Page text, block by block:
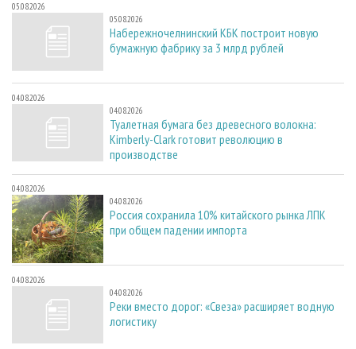
05.08.2026
05.08.2026
Набережночелнинский КБК построит новую
бумажную фабрику за 3 млрд рублей
04.08.2026
04.08.2026
Туалетная бумага без древесного волокна:
Kimberly-Clark готовит революцию в
производстве
04.08.2026
04.08.2026
Россия сохранила 10% китайского рынка ЛПК
при общем падении импорта
04.08.2026
04.08.2026
Реки вместо дорог: «Свеза» расширяет водную
логистику